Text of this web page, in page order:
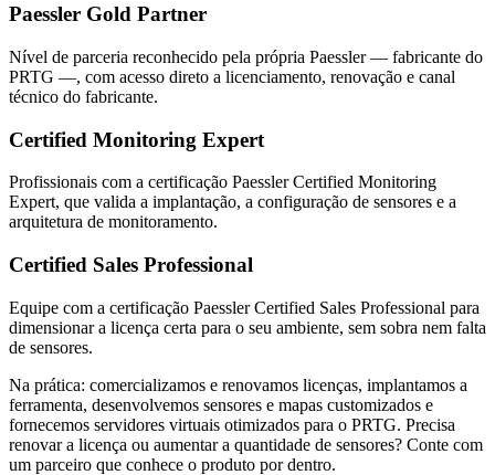
Paessler Gold Partner
Nível de parceria reconhecido pela própria Paessler — fabricante do
PRTG —, com acesso direto a licenciamento, renovação e canal
técnico do fabricante.
Certified Monitoring Expert
Profissionais com a certificação Paessler Certified Monitoring
Expert, que valida a implantação, a configuração de sensores e a
arquitetura de monitoramento.
Certified Sales Professional
Equipe com a certificação Paessler Certified Sales Professional para
dimensionar a licença certa para o seu ambiente, sem sobra nem falta
de sensores.
Na prática: comercializamos e renovamos licenças, implantamos a
ferramenta, desenvolvemos sensores e mapas customizados e
fornecemos servidores virtuais otimizados para o PRTG. Precisa
renovar a licença ou aumentar a quantidade de sensores? Conte com
um parceiro que conhece o produto por dentro.